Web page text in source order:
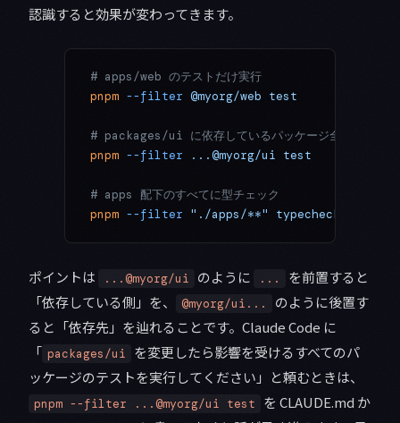
認識すると効果が変わってきます。
# apps/web のテストだけ実行
pnpm --filter @myorg/web test
# packages/ui に依存しているパッケージ全部にテスト
pnpm --filter ...@myorg/ui test
# apps 配下のすべてに型チェック
pnpm --filter "./apps/**" typecheck
ポイントは ...@myorg/ui のように ...
を前置すると
「依存している側」を、
@myorg/ui...
のように後置す
ると「依存先」を辿れることです。Claude Code に
「 packages/ui
を変更したら影響を受けるすべてのパ
ッケージのテストを実行してください」と頼むときは、
pnpm --filter ...@myorg/ui test
を CLAUDE.md か